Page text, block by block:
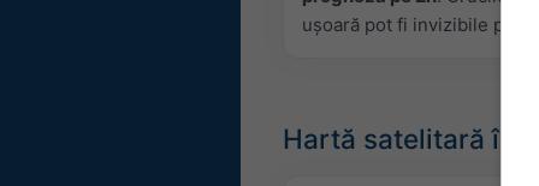
ușoară pot fi invizibile
Hartă satelitară în